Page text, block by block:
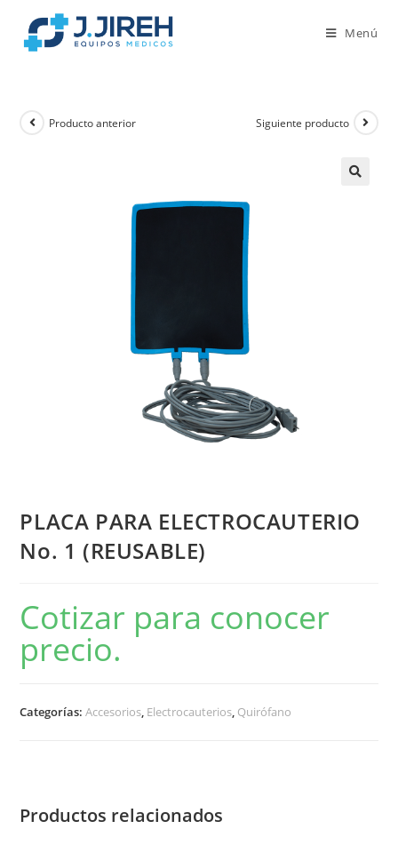
Menú
Producto anterior Siguiente producto
PLACA PARA ELECTROCAUTERIO
No. 1 (REUSABLE)
Cotizar para conocer
precio.
Categorías:Accesorios, Electrocauterios, Quirófano
Productos relacionados